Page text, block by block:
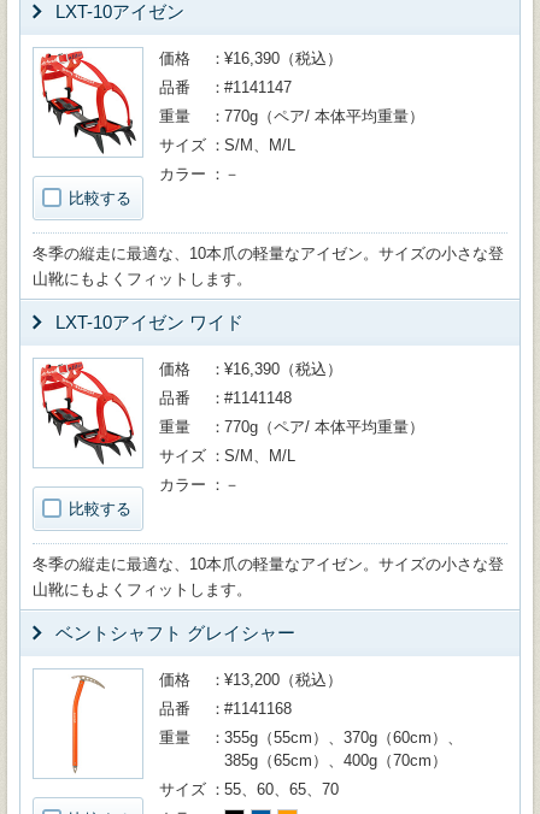
LXT-10アイゼン
比較する
価格
¥16,390（税込）
品番
#1141147
重量
770g（ペア/ 本体平均重量）
サイズ
S/M、M/L
カラー
－
冬季の縦走に最適な、10本爪の軽量なアイゼン。サイズの小さな登
山靴にもよくフィットします。
LXT-10アイゼン ワイド
比較する
価格
¥16,390（税込）
品番
#1141148
重量
770g（ペア/ 本体平均重量）
サイズ
S/M、M/L
カラー
－
冬季の縦走に最適な、10本爪の軽量なアイゼン。サイズの小さな登
山靴にもよくフィットします。
ベントシャフト グレイシャー
価格
¥13,200（税込）
品番
#1141168
重量
355g（55cm）、370g（60cm）、
385g（65cm）、400g（70cm）
サイズ
55、60、65、70